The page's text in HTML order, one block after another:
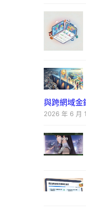
與跨網域金
2026 年 6 月